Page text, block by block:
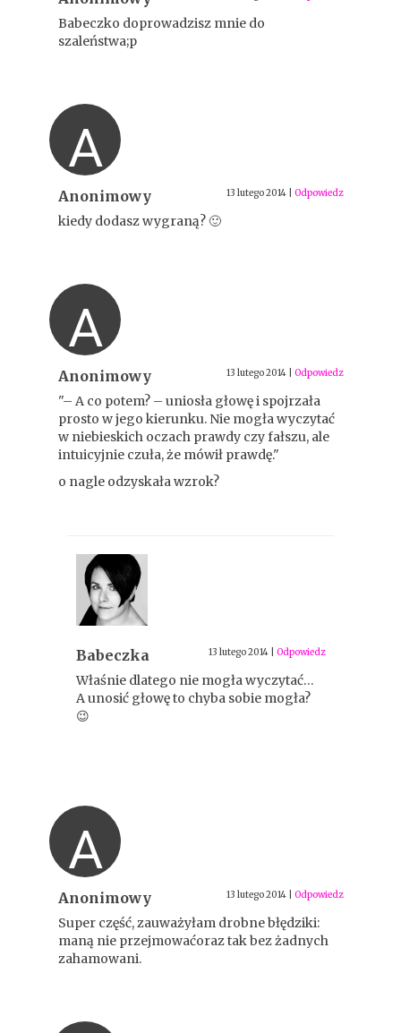
Babeczko doprowadzisz mnie do
szaleństwa;p
A
Anonimowy 13 lutego 2014 Odpowiedz
kiedy dodasz wygraną? 🙂
A
Anonimowy 13 lutego 2014 Odpowiedz
"– A co potem? – uniosła głowę i spojrzała
prosto w jego kierunku. Nie mogła wyczytać
w niebieskich oczach prawdy czy fałszu, ale
intuicyjnie czuła, że mówił prawdę."
o nagle odzyskała wzrok?
Babeczka 13 lutego 2014 Odpowiedz
Właśnie dlatego nie mogła wyczytać…
A unosić głowę to chyba sobie mogła?
😉
A
Anonimowy 13 lutego 2014 Odpowiedz
Super część, zauważyłam drobne błędziki:
maną nie przejmowaćoraz tak bez żadnych
zahamowani.